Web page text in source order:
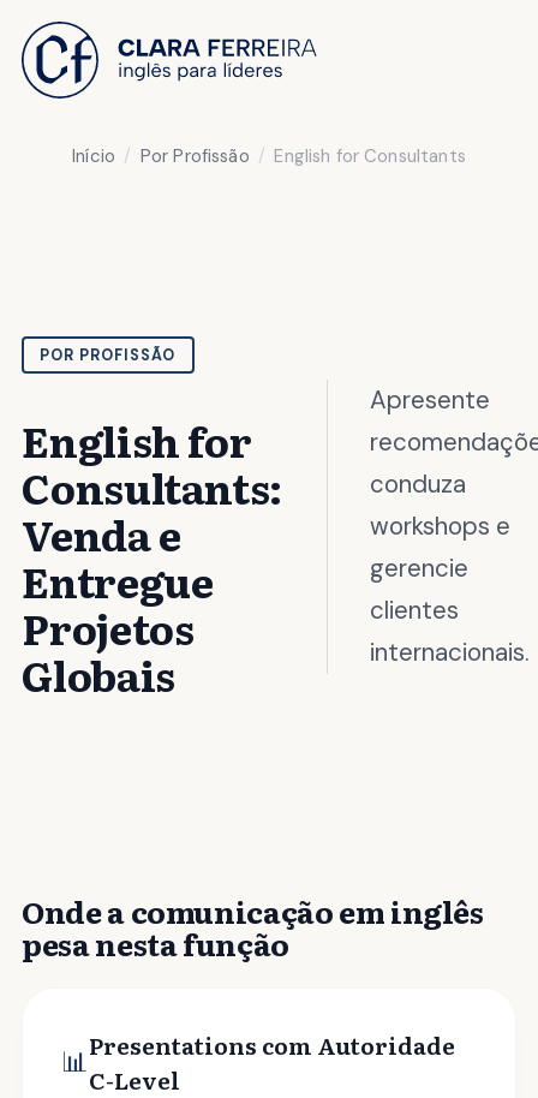
Início Por Profissão English for Consultants
POR PROFISSÃO
English for
Consultants:
Venda e
Entregue
Projetos
Globais
Apresente
conduza
workshops e
gerencie
clientes
internacionais.
Onde a comunicação em inglês
pesa nesta função
📊Presentations com Autoridade
C-Level